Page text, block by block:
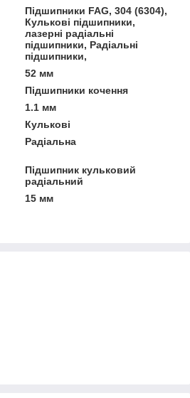
Підшипники FAG, 304 (6304),
Кулькові підшипники,
лазерні радіальні
підшипники, Радіальні
підшипники,
52 мм
Підшипники кочення
1.1 мм
Кулькові
Радіальна
Підшипник кульковий
радіальний
15 мм